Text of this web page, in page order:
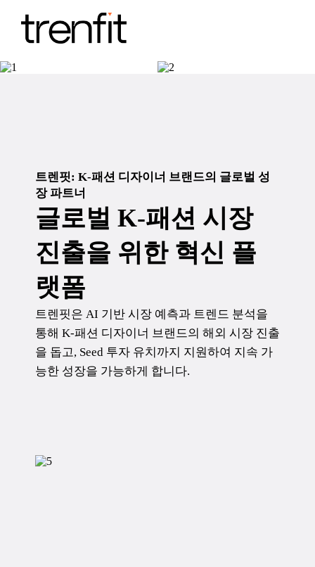
트렌핏: K-패션 디자이너 브랜드의 글로벌 성
장 파트너
글로벌 K-패션 시장
진출을 위한 혁신 플
랫폼
트렌핏은 AI 기반 시장 예측과 트렌드 분석을
통해 K-패션 디자이너 브랜드의 해외 시장 진출
을 돕고, Seed 투자 유치까지 지원하여 지속 가
능한 성장을 가능하게 합니다.